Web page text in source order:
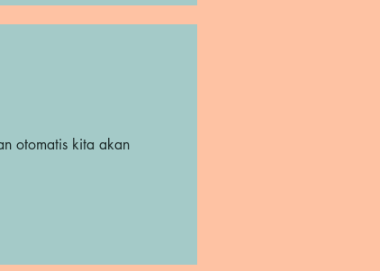
otomatis kita akan